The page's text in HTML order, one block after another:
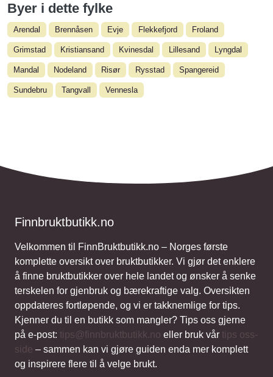
Byer i dette fylke
Arendal Brennåsen Evje Flekkefjord Froland
Grimstad Kristiansand Kvinesdal Lillesand Lyngdal
Mandal Nodeland Risør Rysstad Spangereid
Sundebru Tangvall Vennesla
Finnbruktbutikk.no
Velkommen til FinnBruktbutikk.no – Norges første
komplette oversikt over bruktbutikker. Vi gjør det enklere
å finne bruktbutikker over hele landet og ønsker å senke
terskelen for gjenbruk og bærekraftige valg. Oversikten
oppdateres fortløpende, og vi er takknemlige for tips.
Kjenner du til en butikk som mangler? Tips oss gjerne
på e-post: tips@finnbruktbutikk.no eller bruk vår tips oss-
side – sammen kan vi gjøre guiden enda mer komplett
og inspirere flere til å velge brukt.